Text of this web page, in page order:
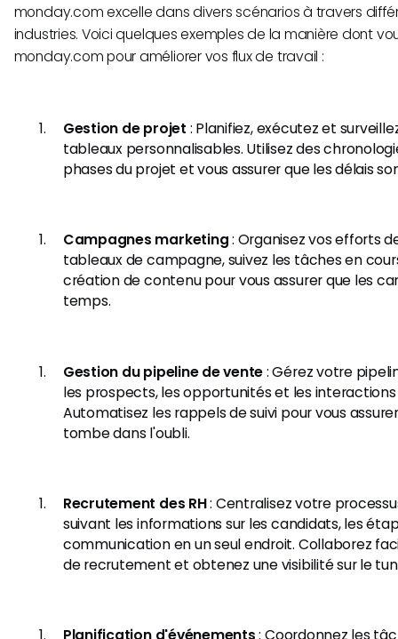
monday.com excelle dans divers scénarios à travers
industries. Voici quelques exemples de la manière dont
monday.com pour améliorer vos flux de travail :
Gestion de projet : Planifiez, exécutez et
tableaux personnalisables. Utilisez des
phases du projet et vous assurer que les délais
Campagnes marketing: Organisez vos efforts
tableaux de campagne, suivez les tâches en
création de contenu pour vous assurer que les
temps.
Gestion du pipeline de vente: Gérez votre
les prospects, les opportunités et les
Automatisez les rappels de suivi pour vous
tombe dans l'oubli.
Recrutement des RH: Centralisez votre
suivant les informations sur les candidats, les
communication en un seul endroit. Collaborez
de recrutement et obtenez une visibilité sur le